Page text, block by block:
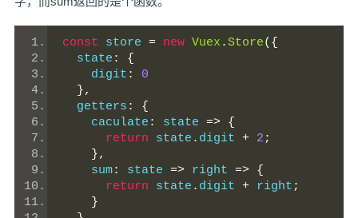
const store = new Vuex .Store({
  state
:
{
    digit
:
0
},
  getters
:
{
    caculate
: state => {
return state . digit + 2;
},
    sum
: state => right => {
return state . digit + right;
}